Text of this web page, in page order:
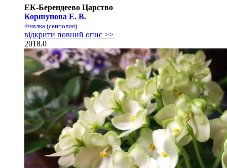
ЕК-Берендеево Царство
Коршунова Е. В.
Фиалка (сенполия)
відкрити повний опис >>
2018.0